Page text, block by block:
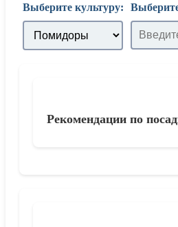
Выберите культуру:
Рекомендации по